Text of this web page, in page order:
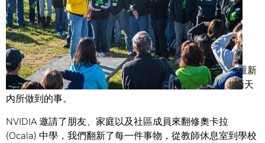
52 張新書桌與板凳，六英畝綠得發亮的操場，裡裡外外重新
粉刷過的許多牆壁。令人驚訝的是，這是 1,500 個人在兩天
內所做到的事。
NVIDIA 邀請了朋友、家庭以及社區成員來翻修奧卡拉
(Ocala) 中學，我們翻新了每一件事物，從教師休息室到學校